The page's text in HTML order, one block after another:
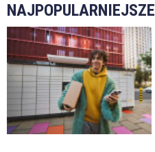
NAJPOPULARNIEJSZE